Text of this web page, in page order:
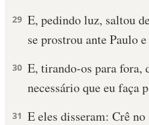
29 E, pedindo luz, saltou
se prostrou ante Paulo
30 E, tirando-os para fora,
necessário que eu faça
31 E eles disseram: Crê